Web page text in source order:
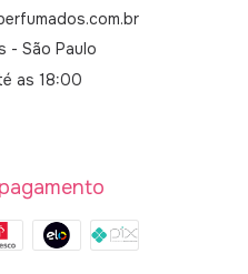
- São Paulo
as 18:00